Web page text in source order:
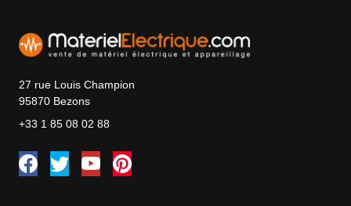
27 rue Louis Champion
95870 Bezons
+33 1 85 08 02 88